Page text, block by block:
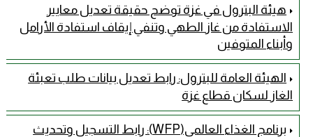
هيئة البترول في غزة توضح حقيقة تعديل معايير
الاستفادة من غاز الطهي وتنفي إيقاف استفادة الأرامل
وأبناء المتوفين
الهيئة العامة للبترول: رابط تعديل بيانات طلب تعبئة
الغاز لسكان قطاع غزة
برنامج الغذاء العالمي(WFP): رابط التسجيل وتحديث